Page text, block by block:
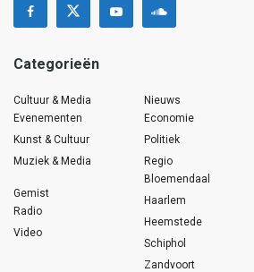
Categorieën
Cultuur & Media
Evenementen
Kunst & Cultuur
Muziek & Media
Gemist
Radio
Video
Nieuws
Economie
Politiek
Regio
Bloemendaal
Haarlem
Heemstede
Schiphol
Zandvoort